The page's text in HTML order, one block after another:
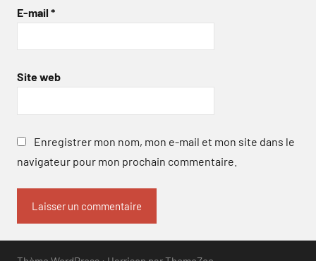
E-mail *
Site web
Enregistrer mon nom, mon e-mail et mon site dans le
navigateur pour mon prochain commentaire.